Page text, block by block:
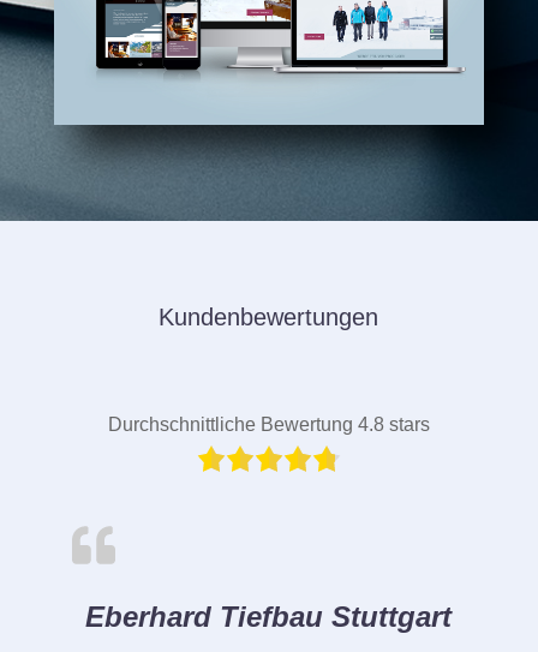
Kundenbewertungen
Durchschnittliche Bewertung 4.8 stars
Eberhard Tiefbau Stuttgart